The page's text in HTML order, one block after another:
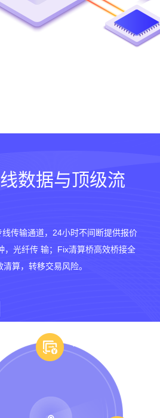
数据与顶级流
传输通道，24小时不间断提供报价
，光纤传 输；Fix清算桥高效桥接全
算，转移交易风险。